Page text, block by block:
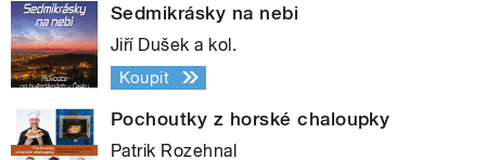
Sedmikrásky na nebi
Jiří Dušek a kol.
Koupit
Pochoutky z horské chaloupky
Patrik Rozehnal